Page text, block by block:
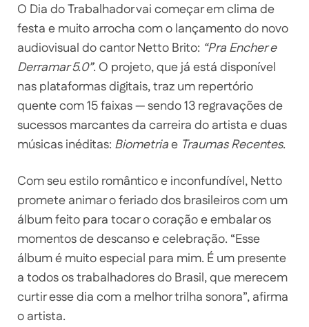
O Dia do Trabalhador vai começar em clima de
festa e muito arrocha com o lançamento do novo
audiovisual do cantor Netto Brito: “Pra Encher e
Derramar 5.0”. O projeto, que já está disponível
nas plataformas digitais, traz um repertório
quente com 15 faixas — sendo 13 regravações de
sucessos marcantes da carreira do artista e duas
músicas inéditas: Biometriae Traumas Recentes.
Com seu estilo romântico e inconfundível, Netto
promete animar o feriado dos brasileiros com um
álbum feito para tocar o coração e embalar os
momentos de descanso e celebração. “Esse
álbum é muito especial para mim. É um presente
a todos os trabalhadores do Brasil, que merecem
curtir esse dia com a melhor trilha sonora”, afirma
o artista.